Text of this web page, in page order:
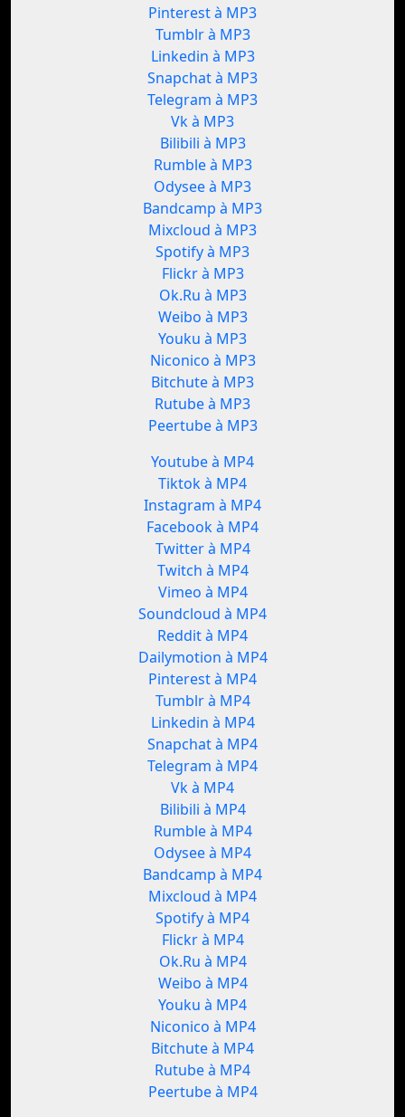
Pinterest à MP3
Tumblr à MP3
Linkedin à MP3
Snapchat à MP3
Telegram à MP3
Vk à MP3
Bilibili à MP3
Rumble à MP3
Odysee à MP3
Bandcamp à MP3
Mixcloud à MP3
Spotify à MP3
Flickr à MP3
Ok.Ru à MP3
Weibo à MP3
Youku à MP3
Niconico à MP3
Bitchute à MP3
Rutube à MP3
Peertube à MP3
Youtube à MP4
Tiktok à MP4
Instagram à MP4
Facebook à MP4
Twitter à MP4
Twitch à MP4
Vimeo à MP4
Soundcloud à MP4
Reddit à MP4
Dailymotion à MP4
Pinterest à MP4
Tumblr à MP4
Linkedin à MP4
Snapchat à MP4
Telegram à MP4
Vk à MP4
Bilibili à MP4
Rumble à MP4
Odysee à MP4
Bandcamp à MP4
Mixcloud à MP4
Spotify à MP4
Flickr à MP4
Ok.Ru à MP4
Weibo à MP4
Youku à MP4
Niconico à MP4
Bitchute à MP4
Rutube à MP4
Peertube à MP4